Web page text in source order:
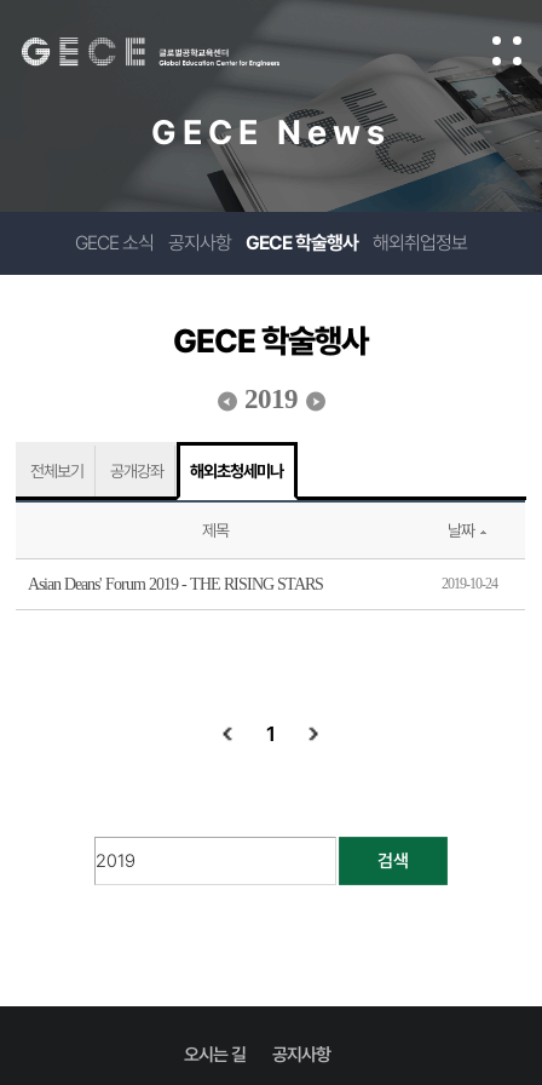
GECE News
GECE 소식 공지사항 GECE 학술행사 해외취업정보
GECE 학술행사
2019
전체보기 공개강좌 해외초청세미나
제목 날짜
Asian Deans' Forum 2019 - THE RISING STARS 2019-10-24
1
검색
오시는 길 공지사항